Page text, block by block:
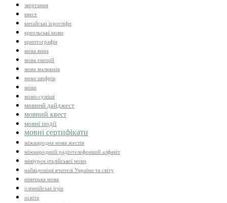
звертання
квест
китайські ієрогліфи
креольські мови
криптографія
мова вина
мова емоцій
мова малюнків
мова шифрів
мови
мови-суміші
мовний дайджест
мовний квест
мовні події
мовні сертифікати
міжнародна мова жестів
міжнародний радіотелефонний алфавіт
мініурок італійської мови
найвідоміші вчителі України та світу
німецька мова
олімпійські ігри
освіта